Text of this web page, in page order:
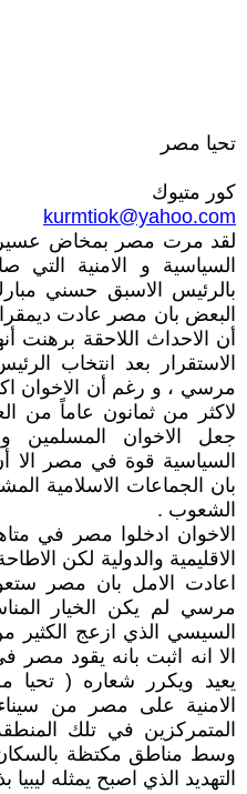
تحيا مصر
كور متيوك
kurmtiok@yahoo.com
لقد مرت مصر بمخاض عسير
السياسية و الامنية التي
بالرئيس الاسبق حسني
البعض بان مصر عادت
أن الاحداث اللاحقة برهنت
الاستقرار بعد انتخاب
مرسي ، و رغم أن الاخوان
لاكثر من ثمانون عاماً من
جعل الاخوان المسلمين
السياسية قوة في مصر الا
بان الجماعات الاسلامية
الشعوب .
الاخوان ادخلوا مصر في
الاقليمية والدولية لكن
اعادت الامل بان مصر
مرسي لم يكن الخيار
السيسي الذي ازعج الكثير من
الا انه اثبت بانه يقود مصر
يعيد ويكرر شعاره ( تحيا
الامنية على مصر من
المتمركزين في تلك
وسط مناطق مكتظة بالسكان
التهديد الذي اصبح يمثله